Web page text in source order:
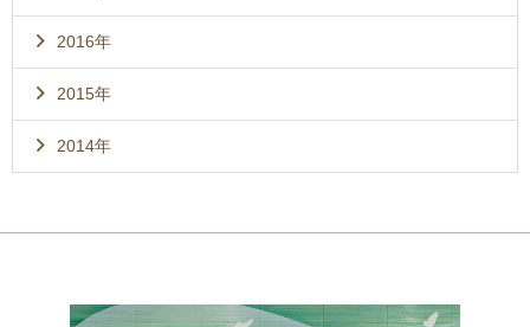
2016年
2015年
2014年